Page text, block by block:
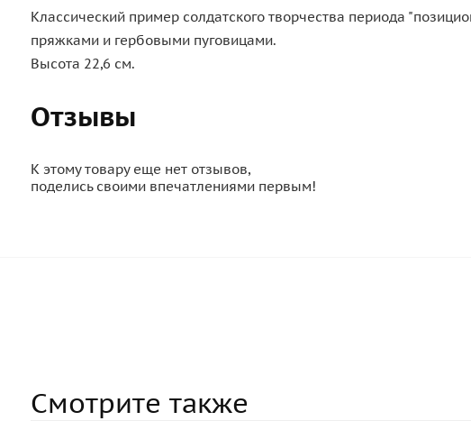
Классический пример солдатского творчества периода
пряжками и гербовыми пуговицами.
Высота 22,6 см.
Отзывы
К этому товару еще нет отзывов,
поделись своими впечатлениями первым!
Смотрите также